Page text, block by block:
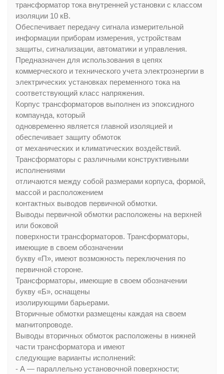
трансформатор тока внутренней установки с классом
изоляции 10 кВ.
Обеспечивает передачу сигнала измерительной
информации приборам измерения, устройствам
защиты, сигнализации, автоматики и управления.
Предназначен для использования в цепях
коммерческого и технического учета электроэнергии в
электрических установках переменного тока на
соответствующий класс напряжения.
Корпус трансформаторов выполнен из эпоксидного
компаунда, который
одновременно является главной изоляцией и
обеспечивает защиту обмоток
от механических и климатических воздействий.
Трансформаторы с различными конструктивными
исполнениями
отличаются между собой размерами корпуса, формой,
массой и расположением
контактных выводов первичной обмотки.
Выводы первичной обмотки расположены на верхней
или боковой
поверхности трансформаторов. Трансформаторы,
имеющие в своем обозначении
букву «П», имеют возможность переключения по
первичной стороне.
Трансформаторы, имеющие в своем обозначении
букву «Б», оснащены
изолирующими барьерами.
Вторичные обмотки размещены каждая на своем
магнитопроводе.
Выводы вторичных обмоток расположены в нижней
части трансформатора и имеют
следующие варианты исполнений:
- А — параллельно установочной поверхности;